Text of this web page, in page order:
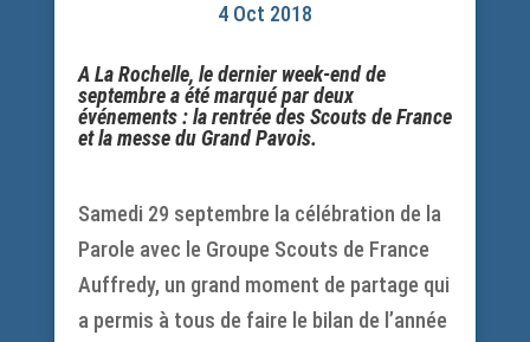
4 Oct 2018
A La Rochelle, le dernier week-end de
septembre a été marqué par deux
événements : la rentrée des Scouts de France
et la messe du Grand Pavois.
Samedi 29 septembre la célébration de la
Parole avec le Groupe Scouts de France
Auffredy, un grand moment de partage qui
a permis à tous de faire le bilan de l’année